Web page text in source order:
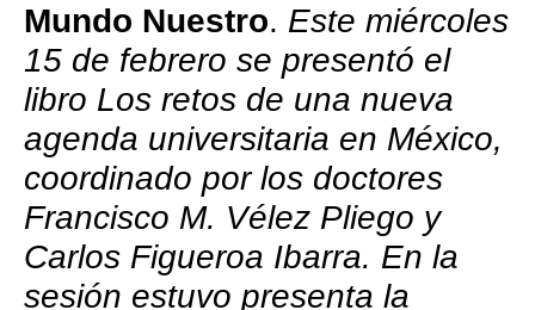
Mundo Nuestro. Este miércoles
15 de febrero se presentó el
libro Los retos de una nueva
agenda universitaria en México,
coordinado por los doctores
Francisco M. Vélez Pliego y
Carlos Figueroa Ibarra. En la
sesión estuvo presenta la